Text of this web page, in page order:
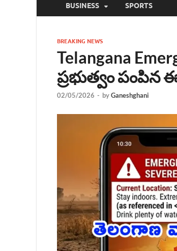
BUSINESS SPORTS
BREAKING NEWS
Telangana
ప్రభుత్వం పంపిన
02/05/2026 - byGaneshghani